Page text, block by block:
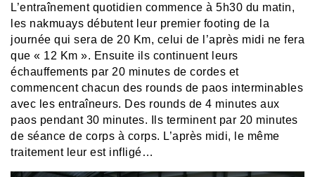
L’entraînement quotidien commence à 5h30 du matin,
les nakmuays débutent leur premier footing de la
journée qui sera de 20 Km, celui de l’après midi ne fera
que « 12 Km ». Ensuite ils continuent leurs
échauffements par 20 minutes de cordes et
commencent chacun des rounds de paos interminables
avec les entraîneurs. Des rounds de 4 minutes aux
paos pendant 30 minutes. Ils terminent par 20 minutes
de séance de corps à corps. L’après midi, le même
traitement leur est infligé…